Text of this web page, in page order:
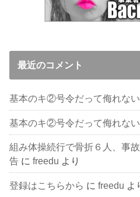
最近のコメント
基本のキ②号令だって侮れない
基本のキ②号令だって侮れない
組み体操続行で骨折６人、事
告 にfreedu より
登録はこちらから にfreedu よ